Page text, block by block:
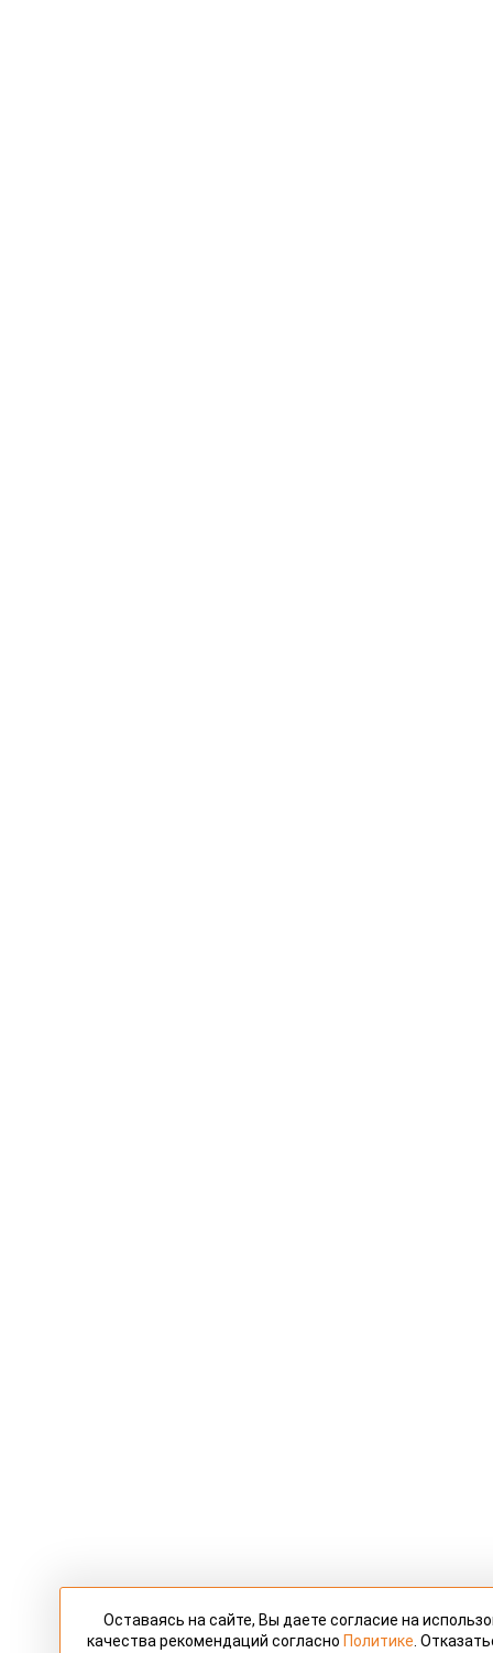
Оставаясь на сайте, Вы даете согласие на
качества рекомендаций согласно Политике .